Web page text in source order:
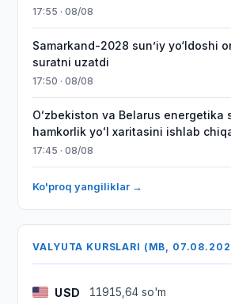
17:55 · 08/08
Samarkand-2028 sunʼiy yo‘ldoshi
suratni uzatdi
17:50 · 08/08
Oʻzbekiston va Belarus energetika
hamkorlik yoʻl xaritasini ishlab
17:45 · 08/08
Ko'proq yangiliklar →
VALYUTA KURSLARI (MB,
USD 11915,64 so'm